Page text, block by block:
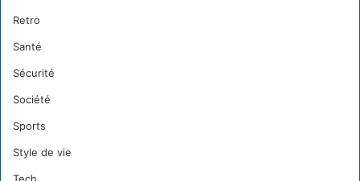
Retro
Santé
Sécurité
Société
Sports
Style de vie